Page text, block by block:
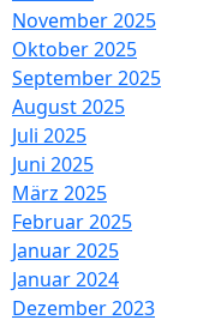
November 2025
Oktober 2025
September 2025
August 2025
Juli 2025
Juni 2025
März 2025
Februar 2025
Januar 2025
Januar 2024
Dezember 2023